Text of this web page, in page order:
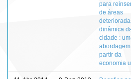
para
de áreas
dinâmica
cidade :
abordagem
partir da
economia